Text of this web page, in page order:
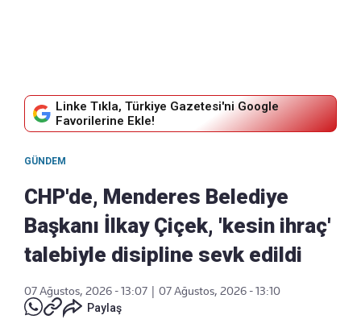
Linke Tıkla, Türkiye Gazetesi'ni Google
Favorilerine Ekle!
GÜNDEM
CHP'de, Menderes Belediye
Başkanı İlkay Çiçek, 'kesin ihraç'
talebiyle disipline sevk edildi
07 Ağustos, 2026 - 13:07
07 Ağustos, 2026 - 13:10
Paylaş